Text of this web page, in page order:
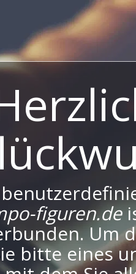
figuren.de
Um
bitte eines